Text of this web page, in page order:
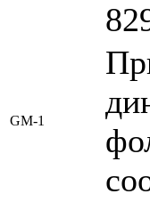
GM-1